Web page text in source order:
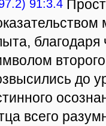
91:3.4
до
всего